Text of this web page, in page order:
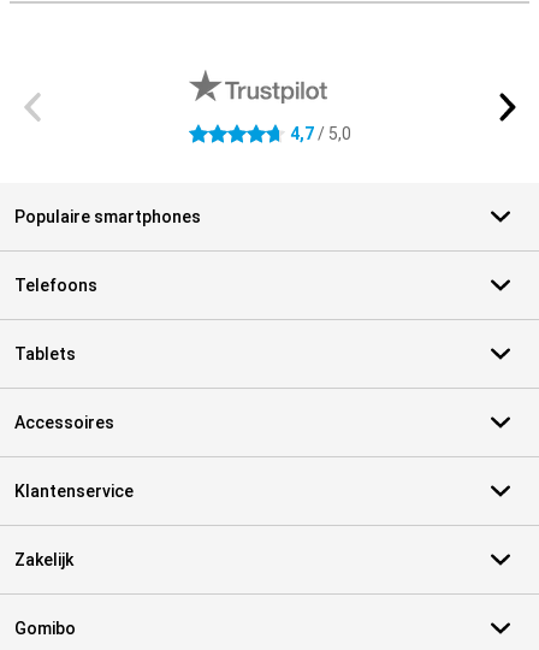
4.7 sterren 4,7/ 5,0
Populaire smartphones
Telefoons
Tablets
Accessoires
Klantenservice
Zakelijk
Gomibo